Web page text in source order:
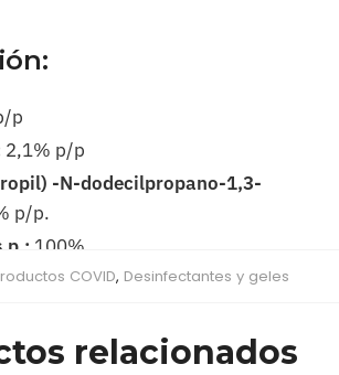
p
2,1% p/p
-N-dodecilpropano-1,3-
p/p.
100%
COVID, Desinfectantes y geles
relacionados